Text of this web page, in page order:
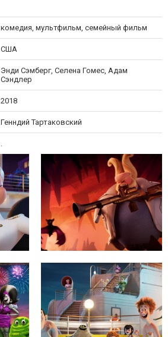
комедия, мультфильм, семейный фильм
США
Энди Сэмберг, Селена Гомес, Адам
Сэндлер
2018
Генндий Тартаковский